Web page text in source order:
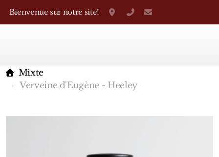
Bienvenue sur notre site! Grand-Rue 38, Genève
+41 22 310 38 75
Mixte
Verveine d'Eugène - Heeley